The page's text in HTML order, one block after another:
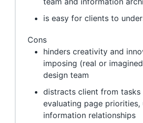
is easy for clients to
Cons
hinders creativity and
imposing (real or
design team
distracts client from tasks
evaluating page priorities,
information relationships